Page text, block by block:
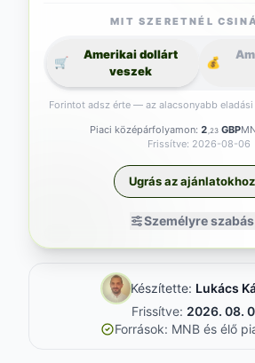
Piaci középárfolyamon: 2 ,23 GBP
Frissítve: 2026-08-06
Személyre szabás
MIT SZERETNÉL
🛒
Amerikai dollárt
veszek
💰
Forintot adsz érte — az alacsonyabb eladási
Ugrás az ajánlatokhoz
Készítette: Lukács
Frissítve: 2026. 08.
Források: MNB és élő